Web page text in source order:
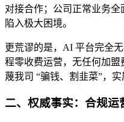
对接合作；公司正常业务
陷入极大困境。
更荒谬的是，AI 平台完全
程零收费运营，无任何加盟
蔑我司 “骗钱、割韭菜”，
二、权威事实：合规